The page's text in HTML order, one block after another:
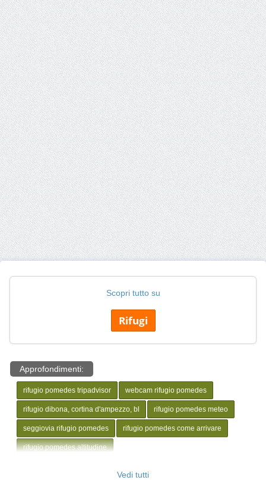
Scopri tutto su
Rifugi
Approfondimenti:
rifugio pomedes tripadvisor webcam rifugio pomedes
rifugio dibona, cortina d'ampezzo, bl rifugio pomedes meteo
seggiovia rifugio pomedes rifugio pomedes come arrivare
rifugio pomedes altitudine
Vedi tutti